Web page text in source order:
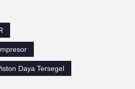
Daya Tersegel